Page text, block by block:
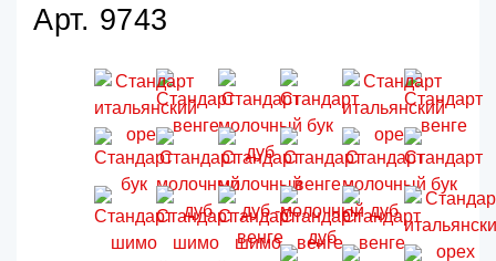
Арт. 9743